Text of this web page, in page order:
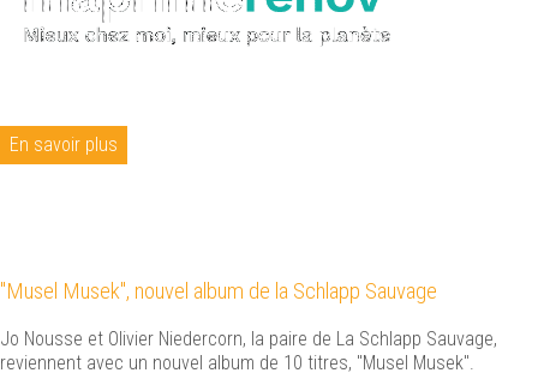
En savoir plus
"Musel Musek", nouvel album de la Schlapp Sauvage
Jo Nousse et Olivier Niedercorn, la paire de La Schlapp Sauvage,
reviennent avec un nouvel album de 10 titres, "Musel Musek".